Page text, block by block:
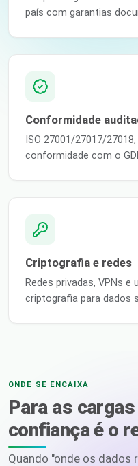
país com garantias
Conformidade
ISO 27001/27017/
conformidade com o
Criptografia e redes
Redes privadas, VPNs
criptografia para dados
ONDE SE ENCAIXA
Para as
confiança é o
Quando "onde os dados